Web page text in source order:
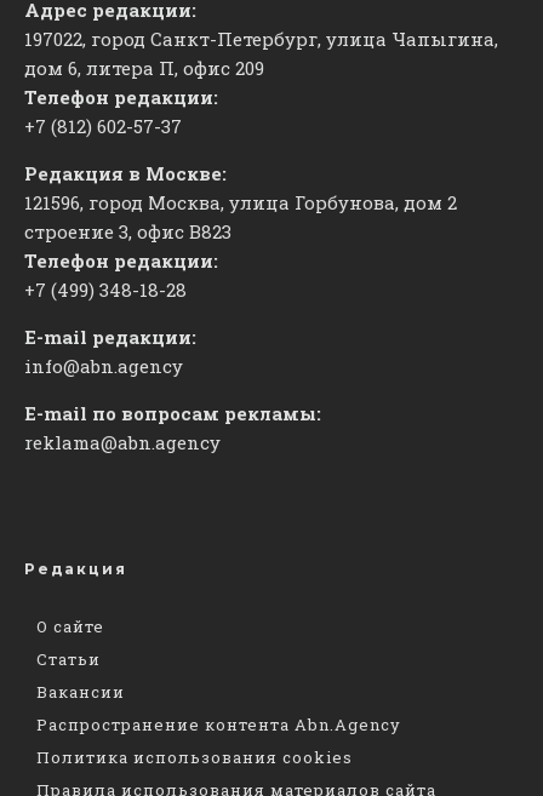
Адрес редакции:
197022, город Санкт-Петербург, улица Чапыгина,
дом 6, литера П, офис 209
Телефон редакции:
+7 (812) 602-57-37
Редакция в Москве:
121596, город Москва, улица Горбунова, дом 2
строение 3, офис ​В823
Телефон редакции:
+7 (499) 348-18-28
E-mail редакции:
info@abn.agency
E-mail по вопросам рекламы:
reklama@abn.agency
Редакция
О сайте
Статьи
Вакансии
Распространение контента Abn.Agency
Политика использования cookies
Правила использования материалов сайта